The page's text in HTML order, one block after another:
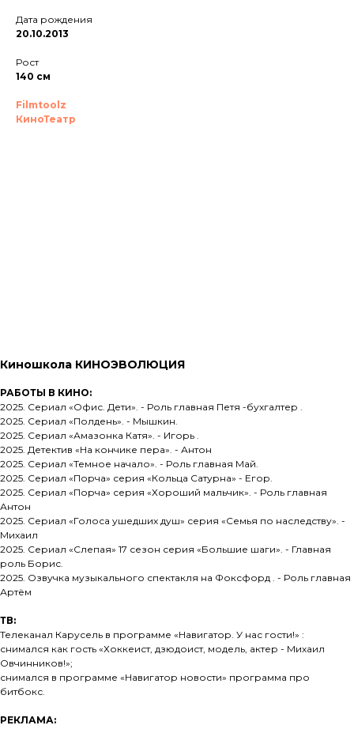
Дата рождения
20.10.2013
Рост
140 см
Filmtoolz
КиноТеатр
Киношкола КИНОЭВОЛЮЦИЯ
РАБОТЫ В КИНО:
2025. Сериал «Офис. Дети». - Роль главная Петя -бухгалтер .
2025. Сериал «Полдень». - Мышкин.
2025. Сериал «Амазонка Катя». - Игорь .
2025. Детектив «На кончике пера». - Антон
2025. Сериал «Темное начало». - Роль главная Май.
2025. Сериал «Порча» серия «Кольца Сатурна» - Егор.
2025. Сериал «Порча» серия «Хороший мальчик». - Роль главная
Антон
2025. Сериал «Голоса ушедших душ» серия «Семья по наследству». -
Михаил
2025. Сериал «Слепая» 17 сезон серия «Большие шаги». - Главная
роль Борис.
2025. Озвучка музыкального спектакля на Фоксфорд . - Роль главная
Артём
ТВ:
Телеканал Карусель в программе «Навигатор. У нас гости!» :
снимался как гость «Хоккеист, дзюдоист, модель, актер - Михаил
Овчинников!»;
снимался в программе «Навигатор новости» программа про
битбокс.
РЕКЛАМА: